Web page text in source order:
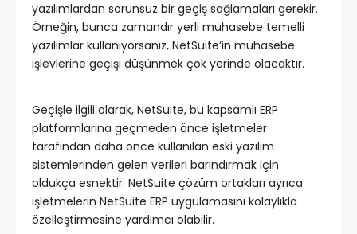
yazılımlardan sorunsuz bir geçiş sağlamaları gerekir.
Örneğin, bunca zamandır yerli muhasebe temelli
yazılımlar kullanıyorsanız, NetSuite’in muhasebe
işlevlerine geçişi düşünmek çok yerinde olacaktır.
Geçişle ilgili olarak, NetSuite, bu kapsamlı ERP
platformlarına geçmeden önce işletmeler
tarafından daha önce kullanılan eski yazılım
sistemlerinden gelen verileri barındırmak için
oldukça esnektir. NetSuite çözüm ortakları ayrıca
işletmelerin NetSuite ERP uygulamasını kolaylıkla
özelleştirmesine yardımcı olabilir.